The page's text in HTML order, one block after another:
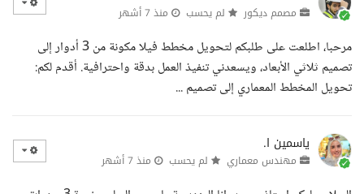
مصمم ديكور لم يحسب منذ 7 أشهر
مرحبا، اطلعت على طلبكم لتحويل مخطط فيلا مكونة من 3 أدوار إلى
تصميم ثلاثي الأبعاد، ويسعدني تنفيذ العمل بدقة واحترافية. أقدم لكم:
تحويل المخطط المعماري إلى تصميم ...
ياسمين ا.
مهندس معماري لم يحسب منذ 7 أشهر